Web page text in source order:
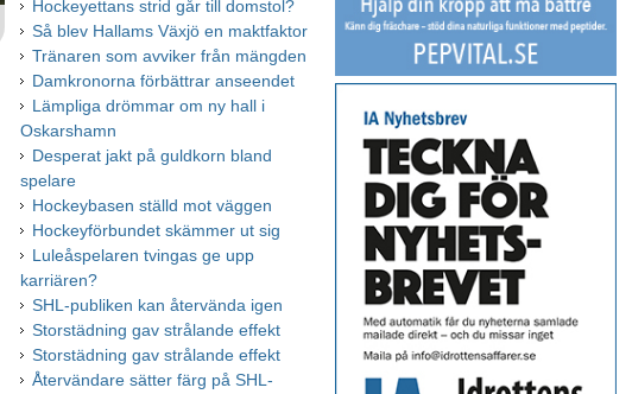
Hockeyettans strid går till domstol?
Så blev Hallams Växjö en maktfaktor
Tränaren som avviker från mängden
Damkronorna förbättrar anseendet
Lämpliga drömmar om ny hall i
Oskarshamn
Desperat jakt på guldkorn bland
spelare
Hockeybasen ställd mot väggen
Hockeyförbundet skämmer ut sig
Luleåspelaren tvingas ge upp
karriären?
SHL-publiken kan återvända igen
Storstädning gav strålande effekt
Storstädning gav strålande effekt
Återvändare sätter färg på SHL-